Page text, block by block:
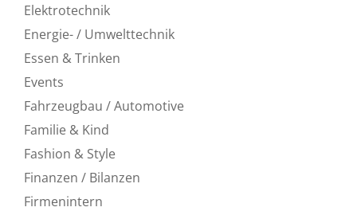
Elektrotechnik
Energie- / Umwelttechnik
Essen & Trinken
Events
Fahrzeugbau / Automotive
Familie & Kind
Fashion & Style
Finanzen / Bilanzen
Firmenintern